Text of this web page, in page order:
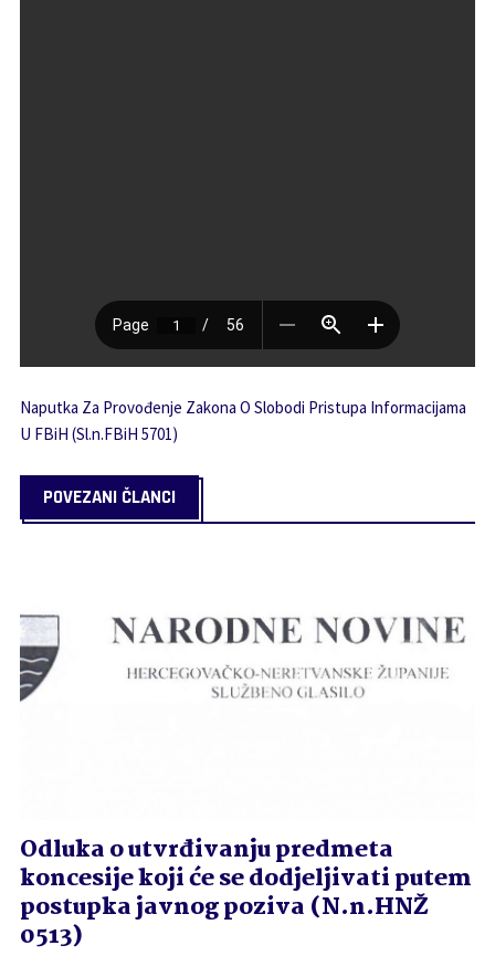
Naputka Za Provođenje Zakona O Slobodi Pristupa Informacijama
U FBiH (Sl.n.FBiH 5701)
POVEZANI ČLANCI
Odluka o utvrđivanju predmeta
koncesije koji će se dodjeljivati putem
postupka javnog poziva (N.n.HNŽ
0513)